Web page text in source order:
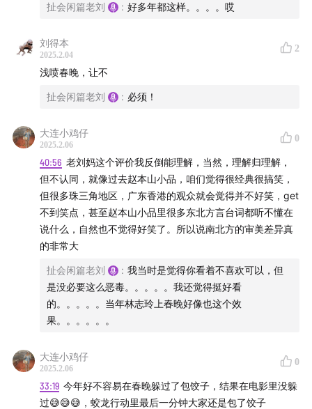
或者添加我们的微信服务号进到我们的沟通群与我们聊
四四：
刘得本：
这期我们聊聊被广泛诟病的2025央视春晚！
我们相信收听了我们节目的朋友们都有看了这个，
曾经被誉为文化年夜饭的一台全国人民很难逃掉的晚会！
今年春晚有什么抽象的节目，
为啥我们再也没有能用来玩一年的梗了？
小品咋就非要改的这么不伦不类？
扯会闲篇老刘 : 好多年都这样。。。。哎
刘得本
2025.2.04
2
浅喷春晚，让不
扯会闲篇老刘 : 必须！
大连小鸡仔
2025.2.06
0
40:56 老刘妈这个评价我反倒能理解，当然，理解归理解，
但不认同，就像过去赵本山小品，咱们觉得很经典很搞笑，
但很多珠三角地区，广东香港的观众就会觉得并不好笑，get
不到笑点，甚至赵本山小品里很多东北方言台词都听不懂在
说什么，自然也不觉得好笑了。所以说南北方的审美差异真
的非常大
扯会闲篇老刘 : 我当时是觉得你看着不喜欢可以，但
是没必要这么恶毒。。。。。我还觉得挺好看
的。。。。。当年林志玲上春晚好像也这个效
果。。。。。。
大连小鸡仔
2025.2.06
0
33:19 今年好不容易在春晚躲过了包饺子，结果在电影里没躲
过😅😅😅，蛟龙行动里最后一分钟大家还是包了饺子